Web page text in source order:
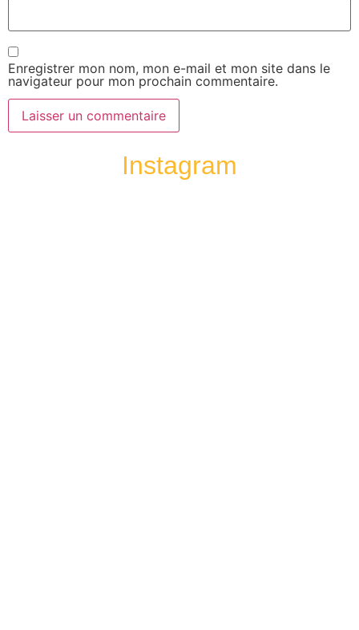
Enregistrer mon nom, mon e-mail et mon site dans le
navigateur pour mon prochain commentaire.
Instagram